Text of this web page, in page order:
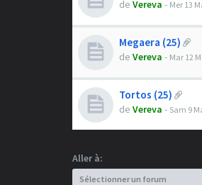
de Vereva - Mer 13
Megaera (25)
de Vereva - Mar 12
Tortos (25)
de Vereva - Sam 9
Aller à:
Sélectionner un forum